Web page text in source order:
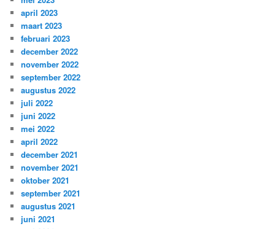
april 2023
maart 2023
februari 2023
december 2022
november 2022
september 2022
augustus 2022
juli 2022
juni 2022
mei 2022
april 2022
december 2021
november 2021
oktober 2021
september 2021
augustus 2021
juni 2021